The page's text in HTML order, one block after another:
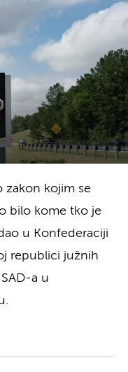
zakon kojim se
bilo kome tko je
u Konfederaciji
republici južnih
a u